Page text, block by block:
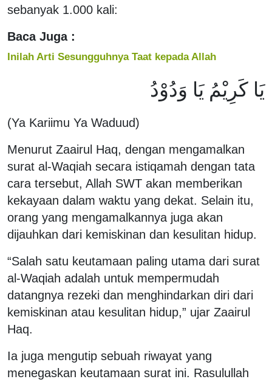
sebanyak 1.000 kali:
Baca Juga :
Inilah Arti Sesungguhnya Taat kepada Allah
يَا كَرِيْمُ يَا وَدُوْدُ
(Ya Kariimu Ya Waduud)
Menurut Zaairul Haq, dengan mengamalkan
surat al-Waqiah secara istiqamah dengan tata
cara tersebut, Allah SWT akan memberikan
kekayaan dalam waktu yang dekat. Selain itu,
orang yang mengamalkannya juga akan
dijauhkan dari kemiskinan dan kesulitan hidup.
“Salah satu keutamaan paling utama dari surat
al-Waqiah adalah untuk mempermudah
datangnya rezeki dan menghindarkan diri dari
kemiskinan atau kesulitan hidup,” ujar Zaairul
Haq.
Ia juga mengutip sebuah riwayat yang
menegaskan keutamaan surat ini. Rasulullah